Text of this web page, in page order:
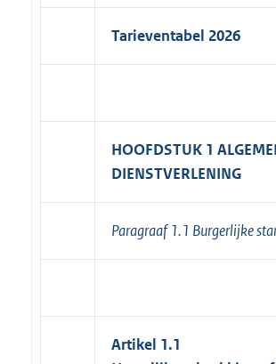
Tarieventabel 2026
HOOFDSTUK 1
DIENSTVERLENING
Paragraaf 1.1 Burgerlijke
Artikel 1.1